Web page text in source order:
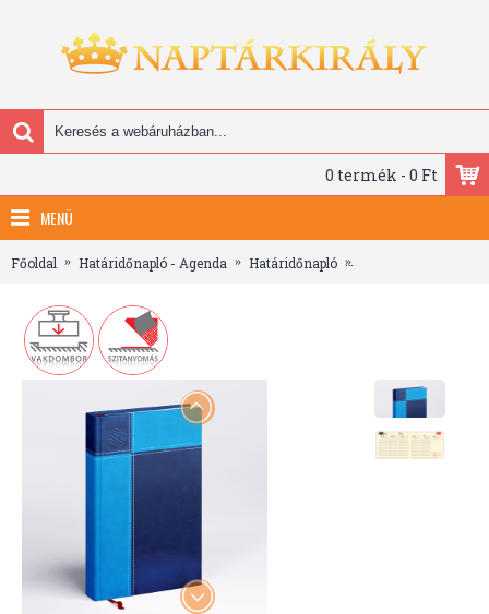
0 termék - 0 Ft
MENÜ
Főoldal Határidőnapló - Agenda Határidőnapló